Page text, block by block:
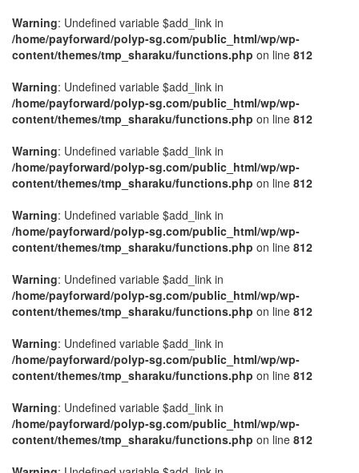
Warning: Undefined variable $add_link in
/home/payforward/polyp-sg.com/public_html/wp/wp-
content/themes/tmp_sharaku/functions.php on line 812
Warning: Undefined variable $add_link in
/home/payforward/polyp-sg.com/public_html/wp/wp-
content/themes/tmp_sharaku/functions.php on line 812
Warning: Undefined variable $add_link in
/home/payforward/polyp-sg.com/public_html/wp/wp-
content/themes/tmp_sharaku/functions.php on line 812
Warning: Undefined variable $add_link in
/home/payforward/polyp-sg.com/public_html/wp/wp-
content/themes/tmp_sharaku/functions.php on line 812
Warning: Undefined variable $add_link in
/home/payforward/polyp-sg.com/public_html/wp/wp-
content/themes/tmp_sharaku/functions.php on line 812
Warning: Undefined variable $add_link in
/home/payforward/polyp-sg.com/public_html/wp/wp-
content/themes/tmp_sharaku/functions.php on line 812
Warning: Undefined variable $add_link in
/home/payforward/polyp-sg.com/public_html/wp/wp-
content/themes/tmp_sharaku/functions.php on line 812